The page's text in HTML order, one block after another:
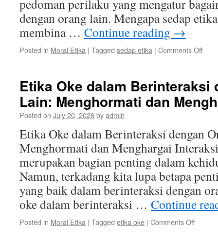
pedoman perilaku yang mengatur
dengan orang lain. Mengapa sedap
membina … Continue reading →
Posted in Moral Etika | Tagged sedap etika | Comments Offon
Baik
Lain
Etika Oke dalam Berinteraksi
Lain: Menghormati dan
Posted on July 20, 2026byadmin
Etika Oke dalam Berinteraksi dengan
Menghormati dan Menghargai
merupakan bagian penting dalam
Namun, terkadang kita lupa betapa
yang baik dalam berinteraksi dengan
oke dalam berinteraksi … Continue
Posted in Moral Etika | Tagged etika oke | Comments Offon